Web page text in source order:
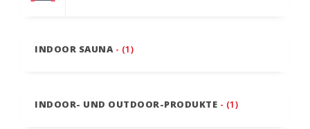
INDOOR SAUNA - (1)
INDOOR- UND OUTDOOR-PRODUKTE - (1)